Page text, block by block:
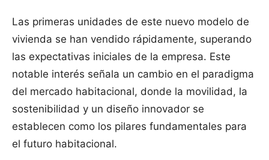
Las primeras unidades de este nuevo modelo de
vivienda se han vendido rápidamente, superando
las expectativas iniciales de la empresa. Este
notable interés señala un cambio en el paradigma
del mercado habitacional, donde la movilidad, la
sostenibilidad y un diseño innovador se
establecen como los pilares fundamentales para
el futuro habitacional.